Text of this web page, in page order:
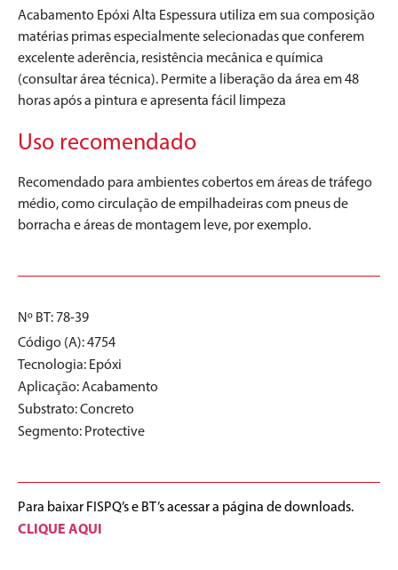
Acabamento Epóxi Alta Espessura utiliza em sua composição
matérias primas especialmente selecionadas que conferem
excelente aderência, resistência mecânica e química
(consultar área técnica). Permite a liberação da área em 48
horas após a pintura e apresenta fácil limpeza
Uso recomendado
Recomendado para ambientes cobertos em áreas de tráfego
médio, como circulação de empilhadeiras com pneus de
borracha e áreas de montagem leve, por exemplo.
Nº BT: 78-39
Código (A): 4754
Tecnologia: Epóxi
Aplicação:Acabamento
Substrato:Concreto
Segmento: Protective
Para baixar FISPQ’s e BT’s acessar a página de downloads.
CLIQUE AQUI